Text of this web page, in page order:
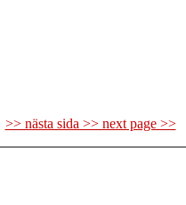
>> nästa sida >> next page >>